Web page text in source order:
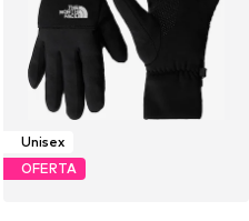
Unisex
OFERTA